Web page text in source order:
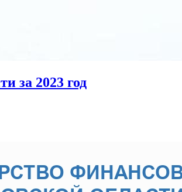
за 2023 год